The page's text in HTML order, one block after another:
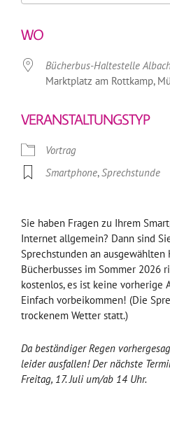
WO
Bücherbus-Haltestelle
Marktplatz am Rottkamp,
VERANSTALTUNGSTYP
Vortrag
Smartphone,Sprechstunde
Sie haben Fragen zu Ihrem
Internet allgemein? Dann sind
Sprechstunden an ausgewählten
Bücherbusses im Sommer 2026
kostenlos, es ist keine vorherige
Einfach vorbeikommen! (Die
trockenem Wetter statt.)
Da beständiger Regen
leider ausfallen! Der nächste
Freitag, 17. Juli um/ab 14 Uhr.